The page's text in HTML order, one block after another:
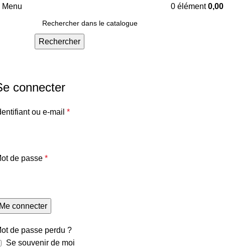
Menu 0 élément 0,00
Rechercher
connecter
ou e-mail *
de passe *
connecter
de passe perdu ?
Se souvenir de moi